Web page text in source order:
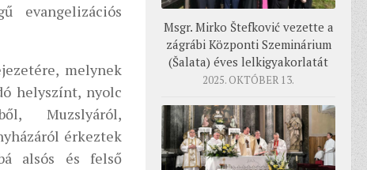
evangelizációs
melynek
helyszínt, nyolc
Muzslyáról,
érkeztek
alsós és felső
Msgr. Mirko Štefković vezette a
zágrábi Központi Szeminárium
(Šalata) éves lelkigyakorlatát
2025. OKTÓBER 13.